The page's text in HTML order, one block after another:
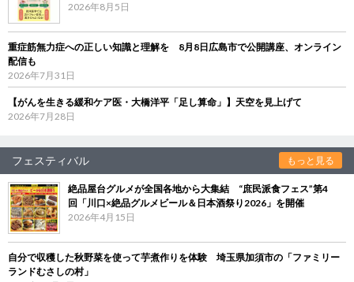
2026年8月5日
重症筋無力症への正しい知識と理解を 8月8日広島市で公開講座、オンライン
配信も
2026年7月31日
【がんを生きる緩和ケア医・大橋洋平「足し算命」】天空を見上げて
2026年7月28日
フェスティバル もっと見る
絶品屋台グルメが全国各地から大集結 “庶民派食フェス”第4
回「川口×絶品グルメビール＆日本酒祭り2026」を開催
2026年4月15日
自分で収穫した秋野菜を使って芋煮作りを体験 埼玉県加須市の「ファミリー
ランドむさしの村」